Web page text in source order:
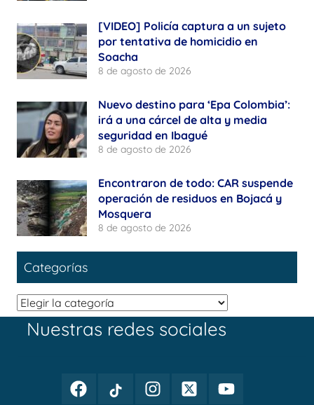
[VIDEO] Policía captura a un sujeto
por tentativa de homicidio en
Soacha
8 de agosto de 2026
Nuevo destino para ‘Epa Colombia’:
irá a una cárcel de alta y media
seguridad en Ibagué
8 de agosto de 2026
Encontraron de todo: CAR suspende
operación de residuos en Bojacá y
Mosquera
8 de agosto de 2026
Categorías
Categorías
Nuestras redes sociales
FacebookTikTok
InstagramTwitterYoutube